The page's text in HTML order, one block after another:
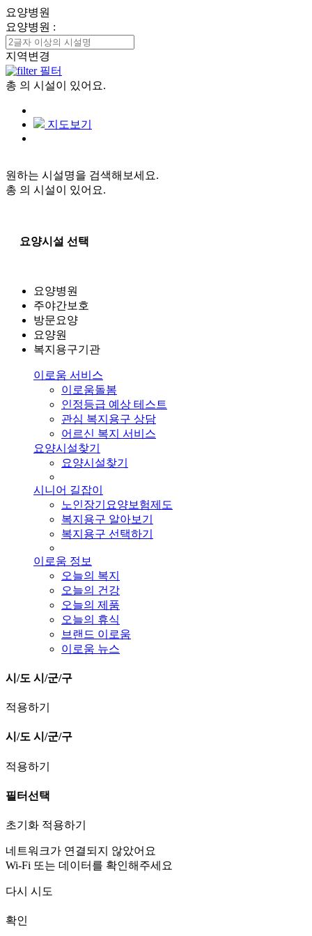
요양병원
요양병원 :
지역변경
필터
총 의 시설이 있어요.
지도보기
원하는 시설명을 검색해보세요.
총 의 시설이 있어요.
요양시설 선택
요양병원
주야간보호
방문요양
요양원
복지용구기관
이로움 서비스
이로움돌봄
인정등급 예상 테스트
관심 복지용구 상담
어르신 복지 서비스
요양시설찾기
요양시설찾기
시니어 길잡이
노인장기요양보험제도
복지용구 알아보기
복지용구 선택하기
이로움 정보
오늘의 복지
오늘의 건강
오늘의 제품
오늘의 휴식
브랜드 이로움
이로움 뉴스
시/도 시/군/구
적용하기
시/도 시/군/구
적용하기
필터선택
초기화 적용하기
네트워크가 연결되지 않았어요
Wi-Fi 또는 데이터를 확인해주세요
다시 시도
확인